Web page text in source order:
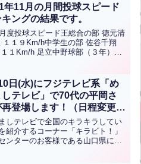
年11月の月間投球スピード
ングの結果です。
度投球スピード王総合の部 徳元清
１１９Km/h中学生の部 佐谷千翔
１Km/h 足立中野球部（３年）小
部 森永昴 君 ８５Kｍ...全文はクリ
日(水)にフジテレビ系「め
しテレビ」で70代の平岡さ
再登場します！（日程変更し
た）
しテレビで全国のキラキラしてい
紹介するコーナー「キラビト！」
ンターのお客様である山口県にお